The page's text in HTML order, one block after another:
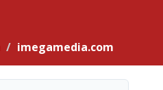
a
t
imegamedia.com